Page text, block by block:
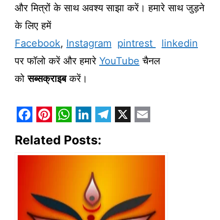
और मित्रों के साथ अवश्य साझा करें। हमारे साथ जुड़ने
के लिए हमें
Facebook, Instagram pintrest
linkedin
पर फॉलो करें और हमारे YouTube चैनल
कोसब्सक्राइबकरें।
F
a
c
i
n
e
r
W
h
a
A
i
n
e
d
e
l
e
g
r
a
l
Related Posts: